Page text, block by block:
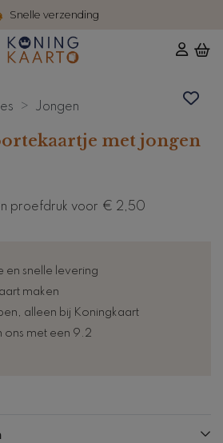
Snelle verzending
Jongen
met jongen
proefdruk voor € 2,50
en snelle levering
maken
alleen bij Koningkaart
ons met een 9.2